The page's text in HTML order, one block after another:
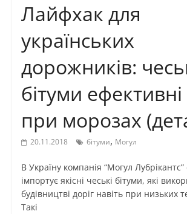
Лайфхак для
українських
дорожників:
бітуми ефективні
при морозах
20.11.2018 бітуми, Могул
В Україну компанія “Могул
імпортує якісні чеські бітуми, які
будівництві доріг навіть при низьких
Такі